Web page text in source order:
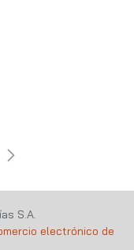
S.A.
electrónico de